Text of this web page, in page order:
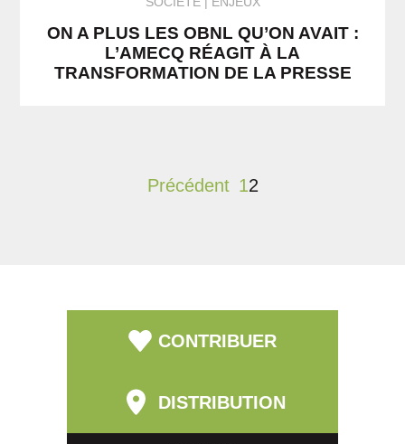
ON A PLUS LES OBNL QU’ON AVAIT :
L’AMECQ RÉAGIT À LA
TRANSFORMATION DE LA PRESSE
Précédent 12
CONTRIBUER
DISTRIBUTION